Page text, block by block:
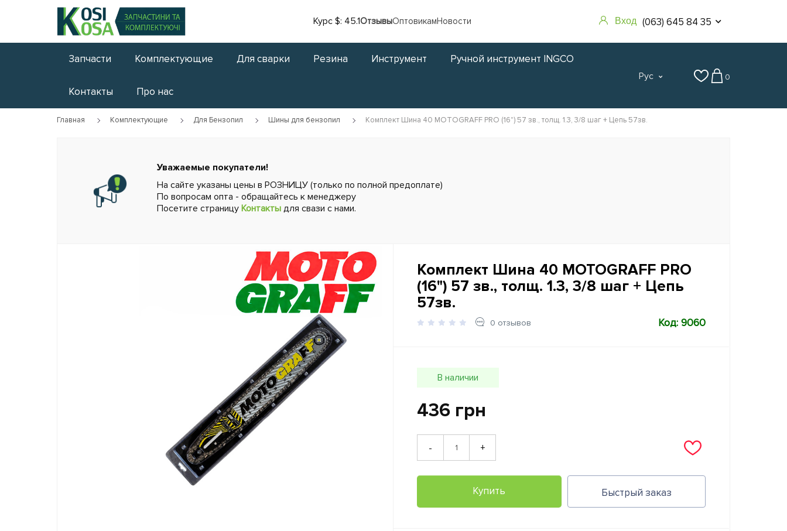
Курс $: 45.1ОтзывыОптовикамНовости Вход (063) 645 84 35
Запчасти Комплектующие Для сварки Резина Инструмент Ручной инструмент INGCO
Контакты Про нас
Рус 0
Главная Комплектующие Для Бензопил Шины для бензопил Комплект Шина 40 MOTOGRAFF PRO (16") 57 зв., толщ. 1.3, 3/8 шаг + Цепь 57зв.
Уважаемые покупатели!
На сайте указаны цены в РОЗНИЦУ (только по полной предоплате)
По вопросам опта - обращайтесь к менеджеру
Посетите страницу Контакты для свази с нами.
Комплект Шина 40 MOTOGRAFF PRO
(16") 57 зв., толщ. 1.3, 3/8 шаг + Цепь
57зв.
0 отзывов Код: 9060
В наличии
436 грн
- +
Купить Быстрый заказ